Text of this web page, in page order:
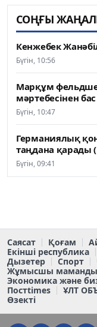
СОҢҒЫ
Кенжебек
Бүгін, 10:56
Марқұм
мәртебесінен
Бүгін, 10:47
Германиялық
таңдана қарады
Бүгін, 09:41
Саясат Қоғам
Екінші республика
Дызетер
Спорт
Жұмысшы
Экономика және
Постtimes
ҰЛТ
Өзекті